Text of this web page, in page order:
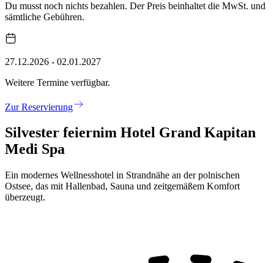
Du musst noch nichts bezahlen. Der Preis beinhaltet die MwSt. und
sämtliche Gebühren.
27.12.2026 - 02.01.2027
Weitere Termine verfügbar.
Zur Reservierung
Silvester feiernim Hotel Grand Kapitan
Medi Spa
Ein modernes Wellnesshotel in Strandnähe an der polnischen
Ostsee, das mit Hallenbad, Sauna und zeitgemäßem Komfort
überzeugt.